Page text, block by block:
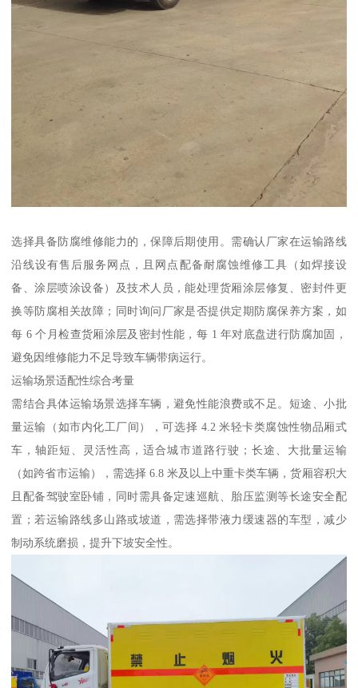
选择具备防腐维修能力的，保障后期使用。需确认厂家在运输路线
沿线设有售后服务网点，且网点配备耐腐蚀维修工具（如焊接设
备、涂层喷涂设备）及技术人员，能处理货厢涂层修复、密封件更
换等防腐相关故障；同时询问厂家是否提供定期防腐保养方案，如
每 6 个月检查货厢涂层及密封性能，每 1 年对底盘进行防腐加固，
避免因维修能力不足导致车辆带病运行。​
运输场景适配性综合考量​
需结合具体运输场景选择车辆，避免性能浪费或不足。短途、小批
量运输（如市内化工厂间），可选择 4.2 米轻卡类腐蚀性物品厢式
车，轴距短、灵活性高，适合城市道路行驶；长途、大批量运输
（如跨省市运输），需选择 6.8 米及以上中重卡类车辆，货厢容积大
且配备驾驶室卧铺，同时需具备定速巡航、胎压监测等长途安全配
置；若运输路线多山路或坡道，需选择带液力缓速器的车型，减少
制动系统磨损，提升下坡安全性。​